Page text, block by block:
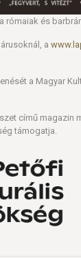
rómaiak és
a
a Magyar
című magazin
támogatja.